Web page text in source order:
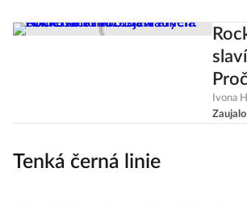
Ivona
Tenká černá linie